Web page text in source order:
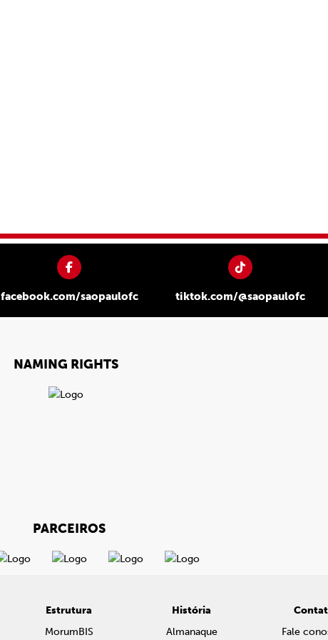
facebook.com/saopaulofc tiktok.com/@saopaulofc
NAMING RIGHTS
PARCEIROS
Estrutura
MorumBIS
História
Almanaque
Fale